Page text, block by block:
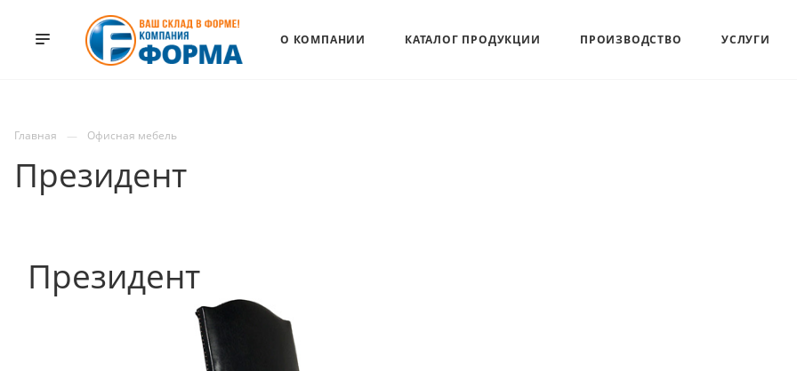
О КОМПАНИИ КАТАЛОГ ПРОДУКЦИИ ПРОИЗВОДСТВО УСЛУГИ
Главная Офисная мебель
Президент
Президент